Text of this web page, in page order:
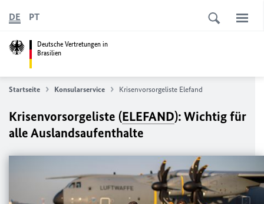
Deutsche Vertretungen in
Brasilien
DE PT
Startseite Konsularservice Krisenvorsorgeliste Elefand
Krisenvorsorgeliste (ELEFAND): Wichtig für
alle Auslandsaufenthalte